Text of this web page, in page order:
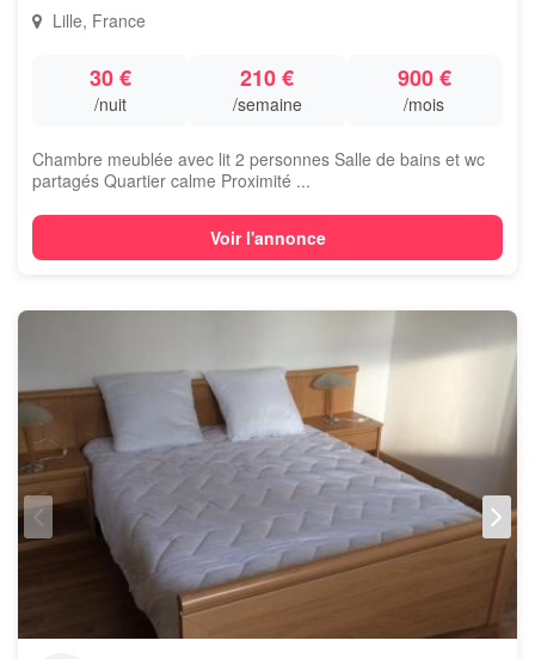
Lille, France
30 €
/nuit
210 €
/semaine
900 €
/mois
Chambre meublée avec lit 2 personnes Salle de bains et wc
partagés Quartier calme Proximité ...
Voir l'annonce